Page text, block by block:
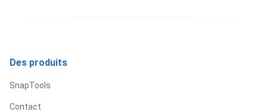
Des produits
SnapTools
Contact